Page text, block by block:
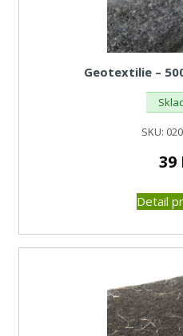
Geotextilie –
SKU:
39
Detail